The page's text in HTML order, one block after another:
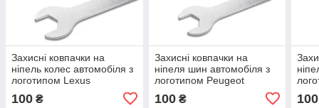
Захисні ковпачки на
ніпель колес автомобіля з
логотипом Lexus
100 ₴
Захисні ковпачки на
ніпеля шин автомобіля з
логотипом Peugeot
100₴ 100